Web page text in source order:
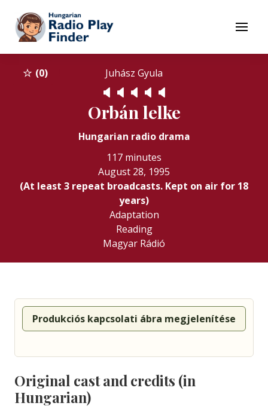
To contents
Menu
0 Juhász Gyula
🔈 🔈 🔈 🔈 🔈
Orbán lelke
Hungarian radio drama
117 minutes
August 28, 1995
(At least 3 repeat broadcasts. Kept on air for 18
years)
Adaptation
Reading
Magyar Rádió
Produkciós kapcsolati ábra megjelenítése
Original cast and credits (in
Hungarian)